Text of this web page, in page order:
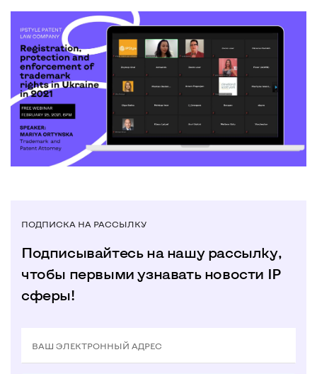
ПОДПИСКА НА РАССЫЛКУ
Подписывайтесь на нашу рассылку,
чтобы первыми узнавать новости IP
сферы!
ВАШ ЭЛЕКТРОННЫЙ АДРЕС